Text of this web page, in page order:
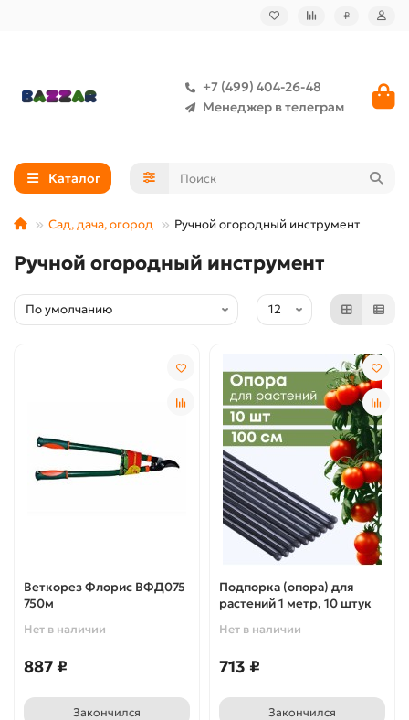
₽
+7 (499) 404-26-48
Менеджер в телеграм
Каталог
Сад, дача, огород Ручной огородный инструмент
Ручной огородный инструмент
Веткорез Флорис ВФД075
750м
Нет в наличии
887 ₽
Закончился
Подпорка (опора) для
растений 1 метр, 10 штук
Нет в наличии
713 ₽
Закончился